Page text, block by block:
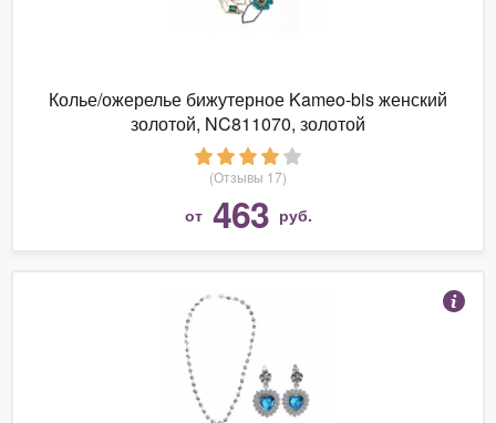
Колье/ожерелье бижутерное Kameo-bis женский
золотой, NC811070, золотой
(Отзывы 17)
от 463 руб.